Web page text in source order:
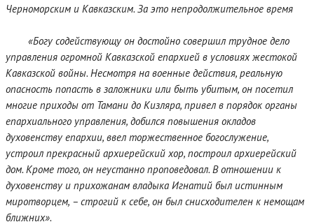
Черноморским и Кавказским. За это непродолжительное время
«Богу содействующу он достойно совершил трудное дело
управления огромной Кавказской епархией в условиях жестокой
Кавказской войны. Несмотря на военные действия, реальную
опасность попасть в заложники или быть убитым, он посетил
многие приходы от Тамани до Кизляра, привел в порядок органы
епархиального управления, добился повышения окладов
духовенству епархии, ввел торжественное богослужение,
устроил прекрасный архиерейский хор, построил архиерейский
дом. Кроме того, он неустанно проповедовал. В отношении к
духовенству и прихожанам владыка Игнатий был истинным
миротворцем, – строгий к себе, он был снисходителен к немощам
ближних».